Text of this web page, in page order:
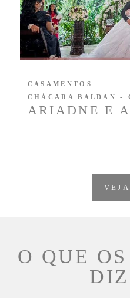
ARIADNE E
CASAMENTOS
CHÁCARA BALDAN -
O QUE